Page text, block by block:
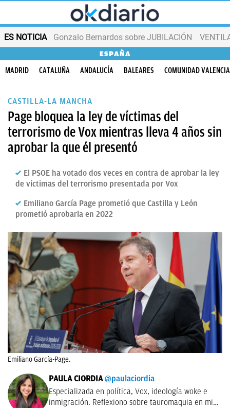
ES NOTICIA Gonzalo Bernardos sobre JUBILACIÓN
ESPAÑA
MADRID CATALUÑA ANDALUCÍA BALEARES COMUNIDAD
CASTILLA-LA MANCHA
Page bloquea la ley de víctimas del
terrorismo de Vox mientras lleva 4 años sin
aprobar la que él presentó
El PSOE ha votado dos veces en contra de aprobar la ley
de víctimas del terrorismo presentada por Vox
Emiliano García Page prometió que Castilla y León
prometió aprobarla en 2022
Emiliano García-Page.
PAULA CIORDIA @paulaciordia
Especializada en política, Vox, ideología woke e
inmigración. Reflexiono sobre tauromaquia en mi